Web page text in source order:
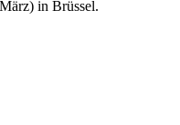
in Brüssel.